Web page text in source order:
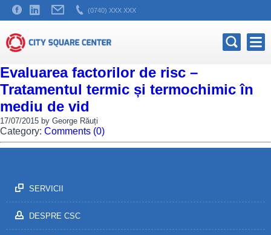
(0740) XXX XXX
Evaluarea factorilor de risc –
Tratamentul termic și termochimic în
mediu de vid
17/07/2015 by George Răuți
Category: Comments (0)
SERVICII
DESPRE CSC